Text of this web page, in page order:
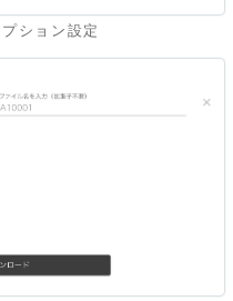
ション設定